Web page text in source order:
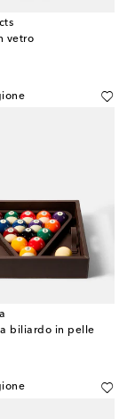
vetro
biliardo in pelle